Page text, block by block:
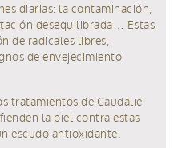
diarias: la contaminación,
desequilibrada… Estas
de radicales libres,
de envejecimiento
tratamientos de Caudalie
la piel contra estas
escudo antioxidante.